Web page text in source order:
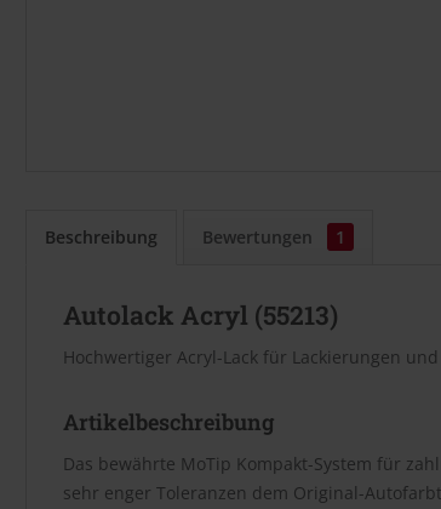
Beschreibung Bewertungen 1
Autolack Acryl (55213)
Hochwertiger Acryl-Lack für Lackierungen
Artikelbeschreibung
Das bewährte MoTip Kompakt-System für
sehr enger Toleranzen dem Original-